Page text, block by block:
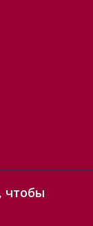
чтобы